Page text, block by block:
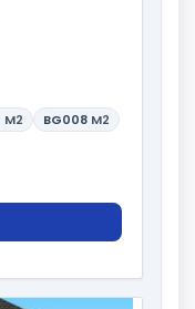
M2 BG008 M2